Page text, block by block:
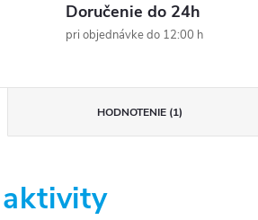
Doručenie do 24h
pri objednávke do 12:00 h
HODNOTENIE (1)